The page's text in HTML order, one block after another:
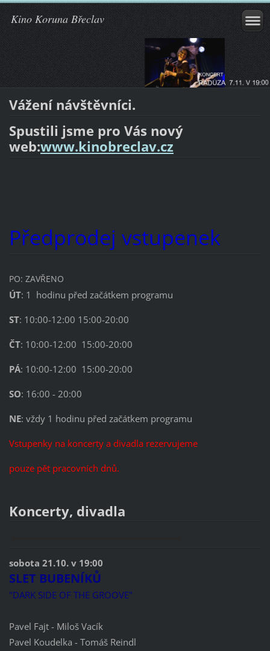
Kino Koruna Břeclav
Vážení návštěvníci.
Spustili jsme pro Vás nový
web:www.kinobreclav.cz
Předprodej vstupenek
PO: ZAVŘENO
ÚT: 1 hodinu před začátkem programu
ST: 10:00-12:00 15:00-20:00
ČT: 10:00-12:00 15:00-20:00
PÁ: 10:00-12:00 15:00-20:00
SO: 16:00 - 20:00
NE: vždy 1 hodinu před začátkem programu
Vstupenky na koncerty a divadla rezervujeme
pouze pět pracovních dnů.
Koncerty, divadla
sobota 21.10. v 19:00
SLET BUBENÍKŮ
"DARK SIDE OF THE GROOVE"
Pavel Fajt - Miloš Vacík
Pavel Koudelka - Tomáš Reindl